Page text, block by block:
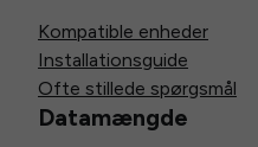
Kompatible enheder
Installationsguide
Ofte stillede spørgsmål
Datamængde